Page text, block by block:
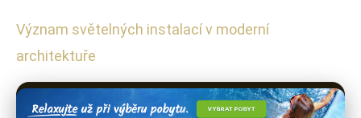
Význam světelných instalací v moderní
architektuře